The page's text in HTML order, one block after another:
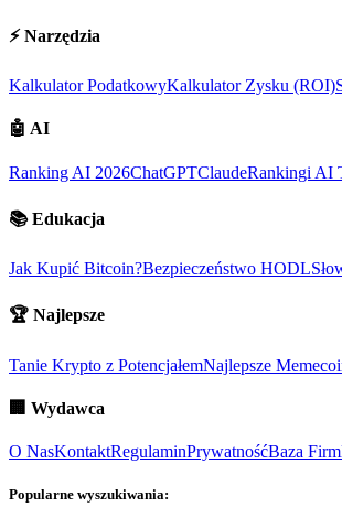
⚡ Narzędzia
Kalkulator PodatkowyKalkulator Zysku (ROI)
🤖 AI
Ranking AI 2026ChatGPTClaudeRankingi AI
📚 Edukacja
Jak Kupić Bitcoin?Bezpieczeństwo HODL
🏆 Najlepsze
Tanie Krypto z PotencjałemNajlepsze
🏢 Wydawca
O NasKontaktRegulaminPrywatnośćBaza Firm
Popularne wyszukiwania: